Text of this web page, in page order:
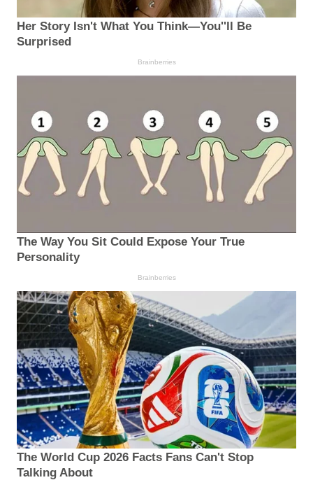
Her Story Isn't What You Think—You''ll Be
Surprised
Brainberries
The Way You Sit Could Expose Your True
Personality
Brainberries
The World Cup 2026 Facts Fans Can't Stop
Talking About